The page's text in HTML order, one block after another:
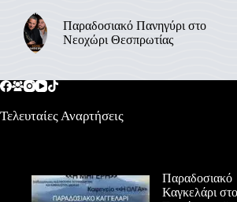
Παραδοσιακό Πανηγύρι στο
Νεοχώρι Θεσπρωτίας
Τελευταίες Αναρτήσεις
Παραδοσιακό
Καγκελάρι στο